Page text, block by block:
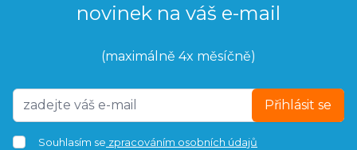
novinek na váš e-mail
(maximálně 4x měsíčně)
Přihlásit se
Souhlasím se zpracováním osobních údajů